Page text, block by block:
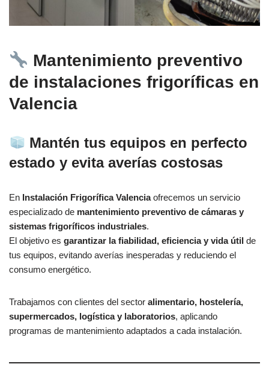
Mantenimiento preventivo
de instalaciones frigoríficas en
Valencia
Mantén tus equipos en perfecto
estado y evita averías costosas
En Instalación Frigorífica Valenciaofrecemos un servicio
especializado de mantenimiento preventivo de cámaras y
sistemas frigoríficos industriales.
El objetivo es garantizar la fiabilidad, eficiencia y vida útil de
tus equipos, evitando averías inesperadas y reduciendo el
consumo energético.
Trabajamos con clientes del sector alimentario, hostelería,
supermercados, logística y laboratorios, aplicando
programas de mantenimiento adaptados a cada instalación.